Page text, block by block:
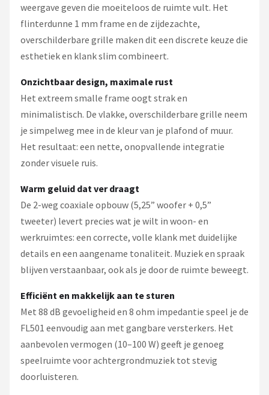
weergave geven die moeiteloos de ruimte vult. Het
flinterdunne 1 mm frame en de zijdezachte,
overschilderbare grille maken dit een discrete keuze die
esthetiek en klank slim combineert.
Onzichtbaar design, maximale rust
Het extreem smalle frame oogt strak en
minimalistisch. De vlakke, overschilderbare grille neem
je simpelweg mee in de kleur van je plafond of muur.
Het resultaat: een nette, onopvallende integratie
zonder visuele ruis.
Warm geluid dat ver draagt
De 2-weg coaxiale opbouw (5,25” woofer + 0,5”
tweeter) levert precies wat je wilt in woon- en
werkruimtes: een correcte, volle klank met duidelijke
details en een aangename tonaliteit. Muziek en spraak
blijven verstaanbaar, ook als je door de ruimte beweegt.
Efficiënt en makkelijk aan te sturen
Met 88 dB gevoeligheid en 8 ohm impedantie speel je de
FL501 eenvoudig aan met gangbare versterkers. Het
aanbevolen vermogen (10–100 W) geeft je genoeg
speelruimte voor achtergrondmuziek tot stevig
doorluisteren.